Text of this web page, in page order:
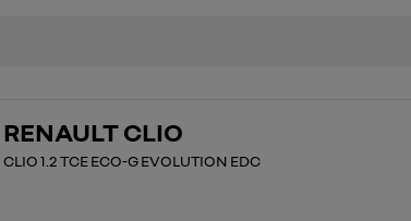
RENAULT CLIO
CLIO 1.2 TCE ECO-G EVOLUTION EDC